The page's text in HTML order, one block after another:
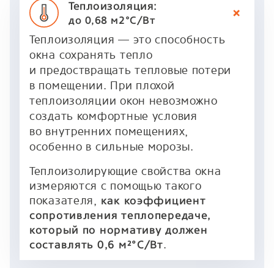
Теплоизоляция:
до 0,68 м2°C/Вт
Теплоизоляция — это способность
окна сохранять тепло
и предоствращать тепловые потери
в помещении. При плохой
теплоизоляции окон невозможно
создать комфортные условия
во внутренних помещениях,
особенно в сильные морозы.
Теплоизолирующие свойства окна
измеряются с помощью такого
показателя, как коэффициент
сопротивления теплопередаче,
который по нормативу должен
составлять 0,6 м²°С/Вт.